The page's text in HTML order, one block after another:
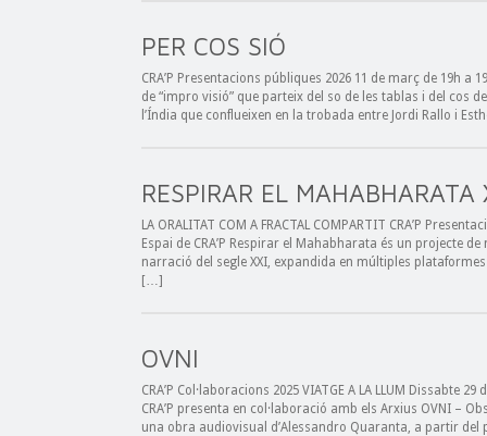
PER COS SIÓ
CRA’P Presentacions públiques 2026 11 de març de 19h a
de “impro visió” que parteix del so de les tablas i del cos
l’Índia que conflueixen en la trobada entre Jordi Rallo i
RESPIRAR EL MAHABHARATA
LA ORALITAT COM A FRACTAL COMPARTIT CRA’P
Espai de CRA’P Respirar el Mahabharata és un projecte
narració del segle XXI, expandida en múltiples
[…]
OVNI
CRA’P Col·laboracions 2025 VIATGE A LA LLUM Dissabte
CRA’P presenta en col·laboració amb els Arxius OVNI –
una obra audiovisual d’Alessandro Quaranta, a partir del